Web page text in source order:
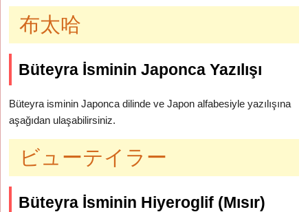
布太哈
Büteyra İsminin Japonca Yazılışı
Büteyra isminin Japonca dilinde ve Japon alfabesiyle yazılışına
aşağıdan ulaşabilirsiniz.
ビューテイラー
Büteyra İsminin Hiyeroglif (Mısır)